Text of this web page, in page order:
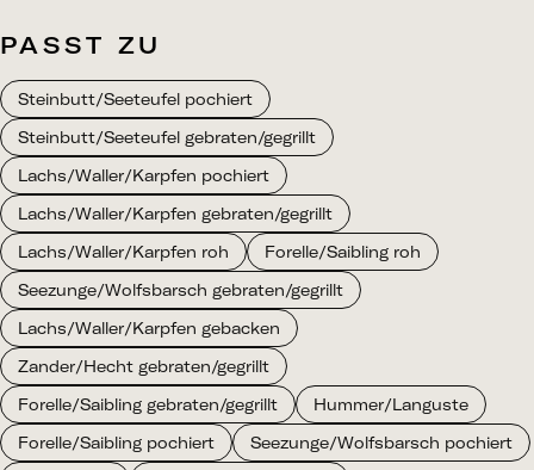
PASST ZU
Steinbutt/Seeteufel pochiert
Steinbutt/Seeteufel gebraten/gegrillt
Lachs/Waller/Karpfen pochiert
Lachs/Waller/Karpfen gebraten/gegrillt
Lachs/Waller/Karpfen roh
Forelle/Saibling roh
Seezunge/Wolfsbarsch gebraten/gegrillt
Lachs/Waller/Karpfen gebacken
Zander/Hecht gebraten/gegrillt
Forelle/Saibling gebraten/gegrillt
Hummer/Languste
Forelle/Saibling pochiert
Seezunge/Wolfsbarsch pochiert